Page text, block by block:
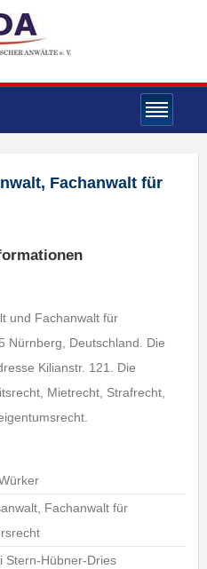
Fachanwalt für
und Fachanwalt für
Nürnberg, Deutschland. Die
Kilianstr. 121. Die
Mietrecht, Strafrecht,
Fachanwalt für
Stern-Hübner-Dries